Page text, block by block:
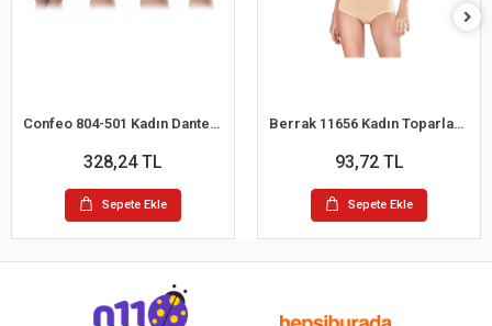
Confeo 804-501 Kadın Dantelli 4 lü Tanga Külot
328,24 TL
Sepete Ekle
Berrak 11656 Kadın Toparlayıcı Bato Külot
93,72 TL
Sepete Ekle